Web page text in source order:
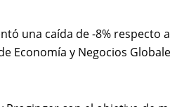
una caída de -8% respecto
y Negocios